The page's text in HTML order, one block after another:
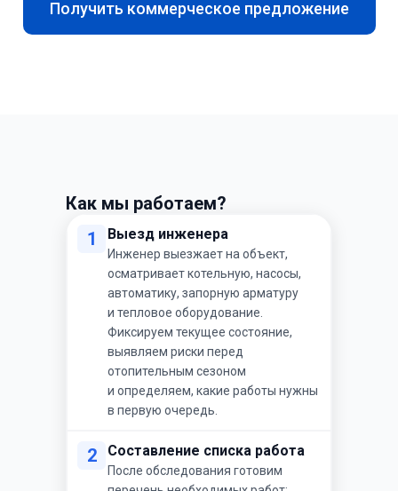
Получить коммерческое предложение
Как мы работаем?
1
Выезд инженера
Инженер выезжает на объект,
осматривает котельную, насосы,
автоматику, запорную арматуру
и тепловое оборудование.
Фиксируем текущее состояние,
выявляем риски перед
отопительным сезоном
и определяем, какие работы нужны
в первую очередь.
2 Составление списка работа
После обследования готовим